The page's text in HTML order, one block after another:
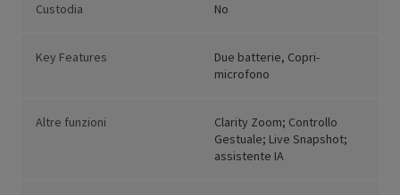
Custodia No
Key Features
Due batterie, Copri-
microfono
Altre funzioni
Clarity Zoom; Controllo
Gestuale; Live Snapshot;
assistente IA